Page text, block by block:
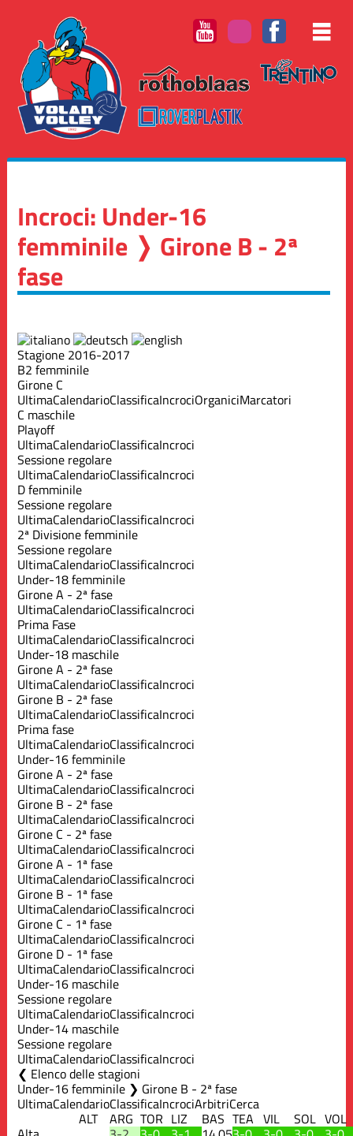
Incroci: Under-16
femminile ❭ Girone B - 2ª
fase
Stagione 2016-2017
B2 femminile
Girone C
UltimaCalendarioClassificaIncrociOrganiciMarcatori
C maschile
Playoff
UltimaCalendarioClassificaIncroci
Sessione regolare
UltimaCalendarioClassificaIncroci
D femminile
Sessione regolare
UltimaCalendarioClassificaIncroci
2ª Divisione femminile
Sessione regolare
UltimaCalendarioClassificaIncroci
Under-18 femminile
Girone A - 2ª fase
UltimaCalendarioClassificaIncroci
Prima Fase
UltimaCalendarioClassificaIncroci
Under-18 maschile
Girone A - 2ª fase
UltimaCalendarioClassificaIncroci
Girone B - 2ª fase
UltimaCalendarioClassificaIncroci
Prima fase
UltimaCalendarioClassificaIncroci
Under-16 femminile
Girone A - 2ª fase
UltimaCalendarioClassificaIncroci
Girone B - 2ª fase
UltimaCalendarioClassificaIncroci
Girone C - 2ª fase
UltimaCalendarioClassificaIncroci
Girone A - 1ª fase
UltimaCalendarioClassificaIncroci
Girone B - 1ª fase
UltimaCalendarioClassificaIncroci
Girone C - 1ª fase
UltimaCalendarioClassificaIncroci
Girone D - 1ª fase
UltimaCalendarioClassificaIncroci
Under-16 maschile
Sessione regolare
UltimaCalendarioClassificaIncroci
Under-14 maschile
Sessione regolare
UltimaCalendarioClassificaIncroci
Elenco delle stagioni
Under-16 femminile ❯ Girone B - 2ª fase
UltimaCalendarioClassificaIncrociArbitriCerca
ALT ARG TOR LIZ BAS TEA VIL SOL VOL